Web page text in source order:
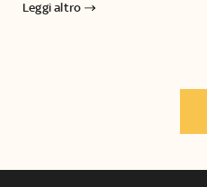
Leggi altro